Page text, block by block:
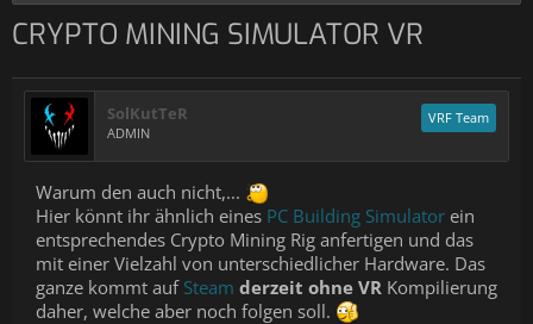
CRYPTO MINING SIMULATOR VR
SolKutTeR
ADMIN
VRF Team
Warum den auch nicht,...
Hier könnt ihr ähnlich eines PC Building Simulator ein
entsprechendes Crypto Mining Rig anfertigen und das
mit einer Vielzahl von unterschiedlicher Hardware. Das
ganze kommt auf Steam derzeit ohne VR Kompilierung
daher, welche aber noch folgen soll.